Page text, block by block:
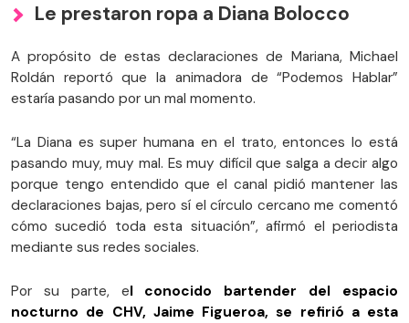
Le prestaron ropa a Diana Bolocco
A propósito de estas declaraciones de Mariana, Michael
Roldán reportó que la animadora de “Podemos Hablar”
estaría pasando por un mal momento.
“La Diana es super humana en el trato, entonces lo está
pasando muy, muy mal. Es muy difícil que salga a decir algo
porque tengo entendido que el canal pidió mantener las
declaraciones bajas, pero sí el círculo cercano me comentó
cómo sucedió toda esta situación”, afirmó el periodista
mediante sus redes sociales.
Por su parte, el conocido bartender del espacio
nocturno de CHV, Jaime Figueroa, se refirió a esta